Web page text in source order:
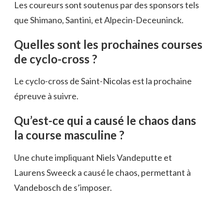
Les coureurs sont soutenus par des sponsors tels
que Shimano, Santini, et Alpecin-Deceuninck.
Quelles sont les prochaines courses
de cyclo-cross ?
Le cyclo-cross de Saint-Nicolas est la prochaine
épreuve à suivre.
Qu’est-ce qui a causé le chaos dans
la course masculine ?
Une chute impliquant Niels Vandeputte et
Laurens Sweeck a causé le chaos, permettant à
Vandebosch de s’imposer.